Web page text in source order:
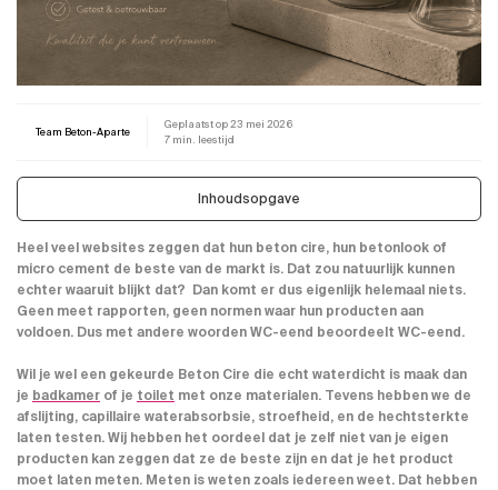
Team Beton-Aparte
Geplaatst op23 mei 2026
7 min. leestijd
Inhoudsopgave
Heel veel websites zeggen dat hun beton cire, hun betonlook of
micro cement de beste van de markt is. Dat zou natuurlijk kunnen
echter waaruit blijkt dat? Dan komt er dus eigenlijk helemaal niets.
Geen meet rapporten, geen normen waar hun producten aan
voldoen. Dus met andere woorden WC-eend beoordeelt WC-eend.
Wil je wel een gekeurde Beton Cire die echt waterdicht is maak dan
je badkamer of je toilet met onze materialen. Tevens hebben we de
afslijting, capillaire waterabsorbsie, stroefheid, en de hechtsterkte
laten testen. Wij hebben het oordeel dat je zelf niet van je eigen
producten kan zeggen dat ze de beste zijn en dat je het product
moet laten meten. Meten is weten zoals iedereen weet. Dat hebben